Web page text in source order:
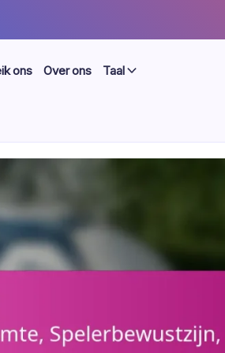
ons Over ons Taal